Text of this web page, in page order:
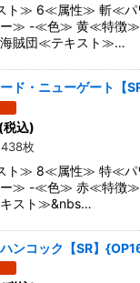
ト≫ 6≪属性≫ 斬≪パ
ー≫ -≪色≫ 黄≪特徴≫
海賊団≪テキスト≫…
ド・ニューゲート【
(税込)
枚
ト≫ 8≪属性≫ 特≪パ
ー≫ -≪色≫ 赤≪特徴≫
スト≫&nbs…
ンコック【SR】